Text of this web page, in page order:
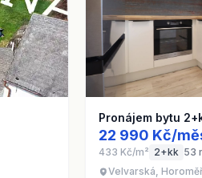
Pronájem bytu
22 990 Kč/
433 Kč/m² 2+kk 53
Velvarská,